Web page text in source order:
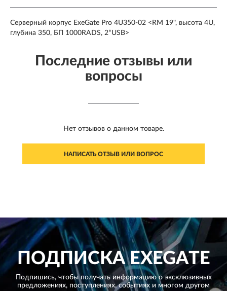
Серверный корпус ExeGate Pro 4U350-02 <RM 19", высота 4U,
глубина 350, БП 1000RADS, 2*USB>
Последние отзывы или
вопросы
Нет отзывов о данном товаре.
НАПИСАТЬ ОТЗЫВ ИЛИ ВОПРОС
ПОДПИСКАEXEGATE
Подпишись, чтобы получать информацию о эксклюзивных
предложениях, поступлениях, событиях и многом другом